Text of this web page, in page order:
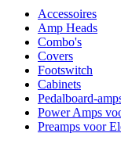
Accessoires
Amp Heads
Combo's
Covers
Footswitch
Cabinets
Pedalboard-
Power Amps
Preamps voor